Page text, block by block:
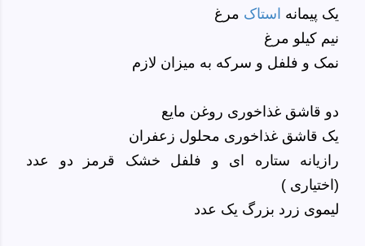
یک پیمانه استاک مرغ
نیم کیلو مرغ
نمک و فلفل و سرکه به میزان لازم
دو قاشق غذاخوری روغن مایع
یک قاشق غذاخوری محلول زعفران
رازیانه ستاره ای و فلفل خشک قرمز دو عدد
(اختیاری )
لیموی زرد بزرگ یک عدد